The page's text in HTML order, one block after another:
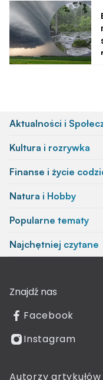
Aktualności i
Kultura i rozrywka
Finanse i życie
Natura i Hobby
Popularne tematy
Najchętniej czytane
Znajdź nas
Facebook
Instagram
Autorzy artykułów